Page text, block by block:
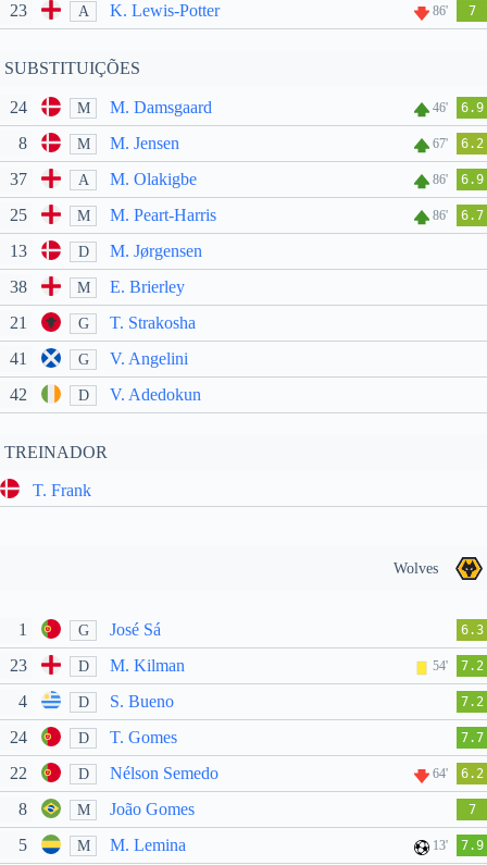
23 A K. Lewis-Potter 86' 7
SUBSTITUIÇÕES
24 M M. Damsgaard 46' 6.9
8 M M. Jensen 67' 6.2
37 A M. Olakigbe 86' 6.9
25 M M. Peart-Harris 86' 6.7
13 D
M. Jørgensen
38
M
E. Brierley
21
G
T. Strakosha
41
G
V. Angelini
42
D V. Adedokun
TREINADOR
T. Frank
Wolves
1 G José Sá 6.3
23 D M. Kilman 54' 7.2
4 D S. Bueno 7.2
24 D T. Gomes 7.7
22 D Nélson Semedo 64' 6.2
8 M João Gomes 7
5 M M. Lemina 13' 7.9